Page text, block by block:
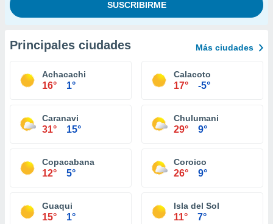
Principales ciudades Más ciudades
Achacachi
16° 1°
Calacoto
17° -5°
Caranavi
31° 15°
Chulumani
29° 9°
Copacabana
12° 5°
Coroico
26° 9°
Guaqui
15° 1°
Isla del Sol
11° 7°